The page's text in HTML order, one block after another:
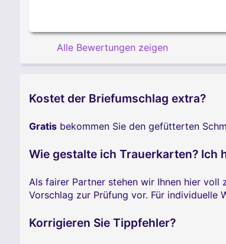
Alle Bewertungen zeigen
Kostet der Briefumschlag extra?
Gratis bekommen Sie den gefütterten
Wie gestalte ich Trauerkarten? Ich
Als fairer Partner stehen wir Ihnen hier voll
Vorschlag zur Prüfung vor. Für individuelle
Korrigieren Sie Tippfehler?